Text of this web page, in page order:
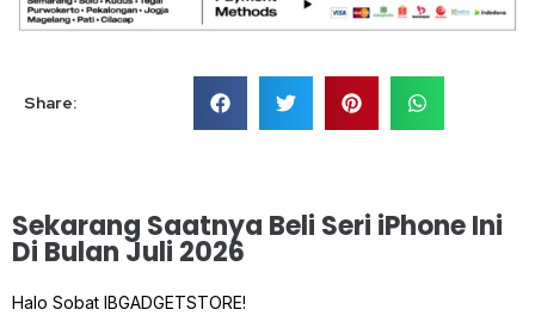
Share:
Sekarang Saatnya Beli Seri iPhone Ini
Di Bulan Juli 2026
Halo Sobat IBGADGETSTORE!